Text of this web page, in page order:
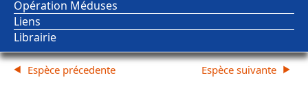
Opération Méduses
Liens
Librairie
Espèce précedente Espèce suivante